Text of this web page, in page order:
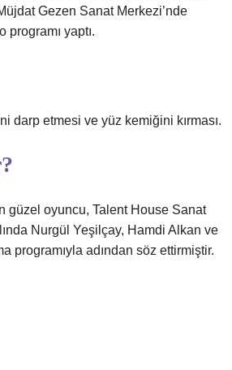
Gezen Sanat Merkezi’nde
programı yaptı.
darp etmesi ve yüz kemiğini kırması.
güzel oyuncu, Talent House Sanat
Nurgül Yeşilçay, Hamdi Alkan ve
programıyla adından söz ettirmiştir.